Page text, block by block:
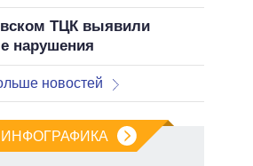
ТЦК выявили
нарушения
новостей
ИНФОГРАФИКА